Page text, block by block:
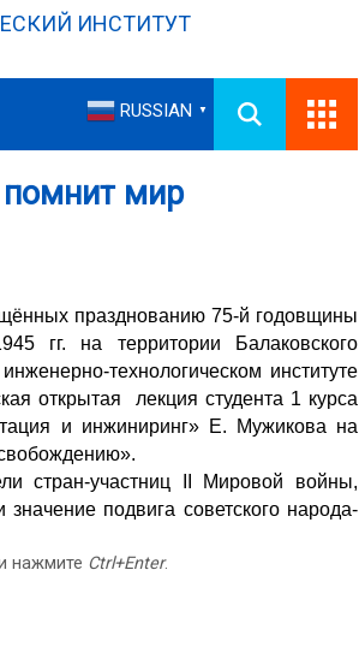
ИНСТИТУТ
RUSSIAN ▼
мир
празднованию 75-й годовщины
гг. на территории Балаковского
технологическом институте
открытая лекция студента 1 курса
и инжиниринг» Е. Мужикова на
стран-участниц II Мировой войны,
подвига советского народа-
нажмите Ctrl+Enter.